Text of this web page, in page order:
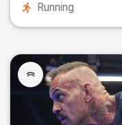
Running